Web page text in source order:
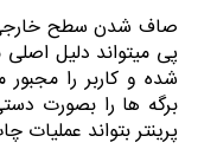
صاف شدن سطح خارجی
پی میتواند دلیل
شده و کاربر را
برگه ها را بصورت
پرینتر بتواند عملیات